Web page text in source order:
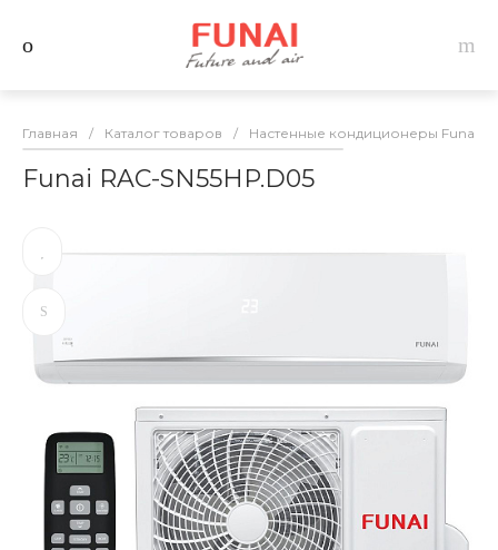
Главная / Каталог товаров / Настенные кондиционеры Funai
Funai RAC-SN55HP.D05